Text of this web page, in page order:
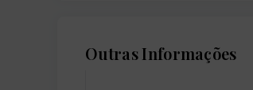
Outras Informações